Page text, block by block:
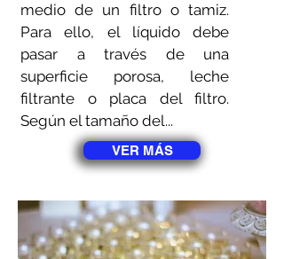
medio de un filtro o tamiz.
Para ello, el líquido debe
pasar a través de una
superficie porosa, leche
filtrante o placa del filtro.
Según el tamaño del...
VER MÁS